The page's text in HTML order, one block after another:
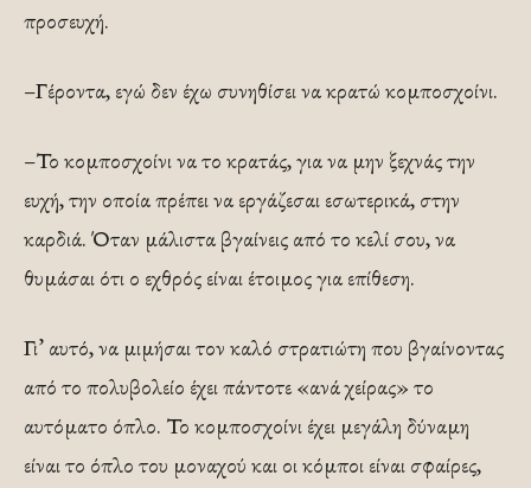
προσευχή.
–Γέροντα, εγώ δεν έχω συνηθίσει να κρατώ κομποσχοίνι.
–Το κομποσχοίνι να το κρατάς, για να μην ξεχνάς την
ευχή, την οποία πρέπει να εργάζεσαι εσωτερικά, στην
καρδιά. Όταν μάλιστα βγαίνεις από το κελί σου, να
θυμάσαι ότι ο εχθρός είναι έτοιμος για επίθεση.
Γι’ αυτό, να μιμήσαι τον καλό στρατιώτη που βγαίνοντας
από το πολυβολείο έχει πάντοτε «ανά χείρας» το
αυτόματο όπλο. Το κομποσχοίνι έχει μεγάλη δύναμη
είναι το όπλο του μοναχού και οι κόμποι είναι σφαίρες,